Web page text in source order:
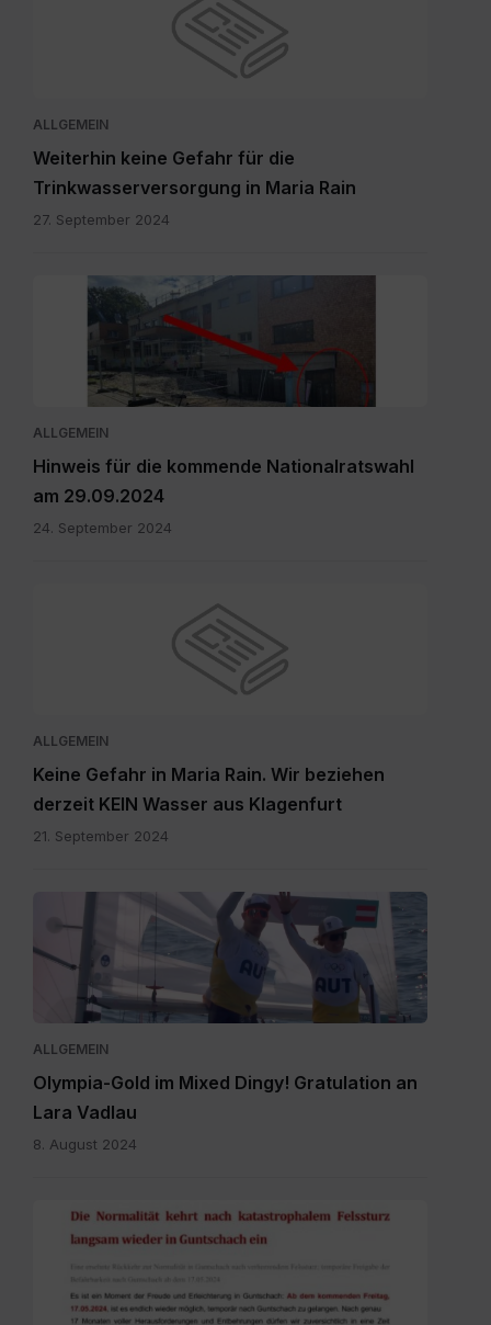
ALLGEMEIN
Weiterhin keine Gefahr für die
Trinkwasserversorgung in Maria Rain
27. September 2024
Eingang
Wahllokal.pdf
ALLGEMEIN
Hinweis für die kommende Nationalratswahl
am 29.09.2024
24. September 2024
ALLGEMEIN
Keine Gefahr in Maria Rain. Wir beziehen
derzeit KEIN Wasser aus Klagenfurt
21. September 2024
Siegerpose.png
ALLGEMEIN
Olympia-Gold im Mixed Dingy! Gratulation an
Lara Vadlau
8. August 2024
20240515
Newsletter
Befahrbarkeit